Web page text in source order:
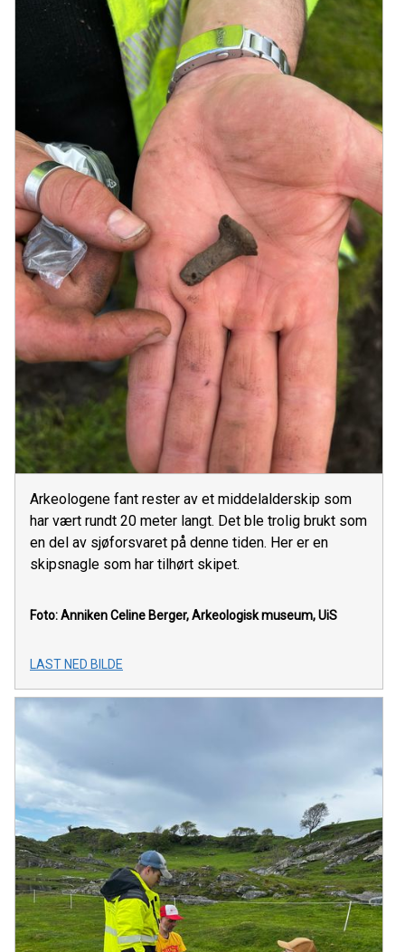
Arkeologene fant rester av et middelalderskip som
har vært rundt 20 meter langt. Det ble trolig brukt som
en del av sjøforsvaret på denne tiden. Her er en
skipsnagle som har tilhørt skipet.
Foto: Anniken Celine Berger, Arkeologisk museum, UiS
LAST NED BILDE